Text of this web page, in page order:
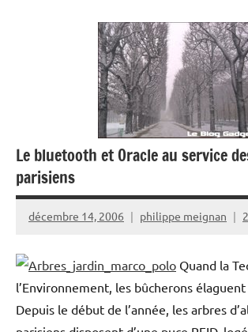
Le bluetooth et Oracle au service
parisiens
décembre 14, 2006 philippe meignan
Quand la
l’Environnement, les bûcherons élaguent
Depuis le début de l’année, les arbres